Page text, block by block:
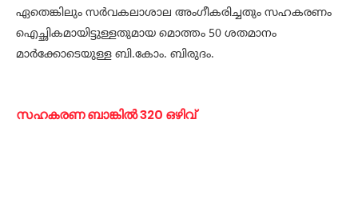
ഏതെങ്കിലും സര്‍വകലാശാല അംഗീകരിച്ചതും സഹകരണം
ഐച്ഛികമായിട്ടുള്ളതുമായ മൊത്തം 50 ശതമാനം
മാര്‍ക്കോടെയുള്ള ബി.കോം. ബിരുദം.
സ​​​​​​ഹ​​​​​​ക​​​​​​ര​​​​​​ണ ബാ​​​​​​ങ്കിൽ 320 ഒ​​​​​​ഴി​​​​​​വ്